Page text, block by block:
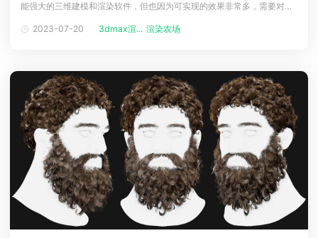
能强大的三维建模和渲染软件，但也因为可实现的效果非常多，需要对模
的像素进行计算和处理，这些复杂的计算任务需要消耗大量的计算资源和
2023-07-20 3dmax渲... 渲染农场